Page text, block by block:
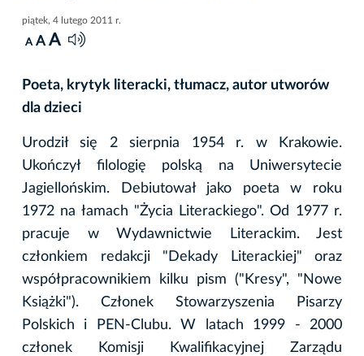
piątek, 4 lutego 2011 r.
A A A
Poeta, krytyk literacki, tłumacz, autor utworów
dla dzieci
Urodził się 2 sierpnia 1954 r. w Krakowie.
Ukończył filologię polską na Uniwersytecie
Jagiellońskim. Debiutował jako poeta w roku
1972 na łamach "Życia Literackiego". Od 1977 r.
pracuje w Wydawnictwie Literackim. Jest
członkiem redakcji "Dekady Literackiej" oraz
współpracownikiem kilku pism ("Kresy", "Nowe
Książki"). Członek Stowarzyszenia Pisarzy
Polskich i PEN-Clubu. W latach 1999 - 2000
członek Komisji Kwalifikacyjnej Zarządu